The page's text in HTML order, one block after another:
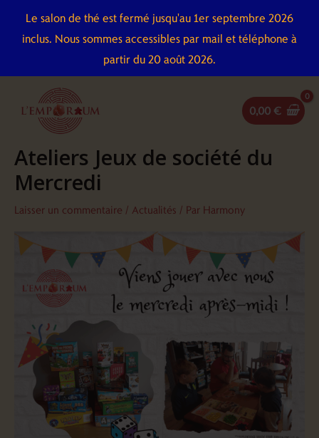
Le salon de thé est fermé jusqu'au 1er septembre 2026
inclus. Nous sommes accessibles par mail et téléphone à
partir du 20 août 2026.
contenu
0,00 €
Ateliers Jeux de société du
Mercredi
Laisser un commentaire / Actualités / Par Harmony